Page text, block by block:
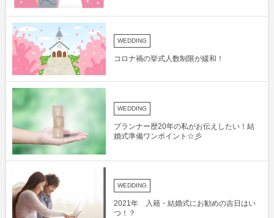
WEDDING
コロナ禍の挙式人数制限が緩和！
WEDDING
プランナー歴20年の私がお伝えしたい！結
婚式準備ワンポイント☆彡
WEDDING
2021年 入籍・結婚式にお勧めの吉日はい
つ！？